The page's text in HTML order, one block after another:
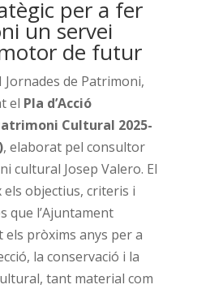
per a fer
un servei
de futur
Jornades de Patrimoni,
el Pla d’Acció
Cultural 2025-
, elaborat pel consultor
cultural Josep Valero. El
objectius, criteris i
que l’Ajuntament
pròxims anys per a
la conservació i la
tant material com